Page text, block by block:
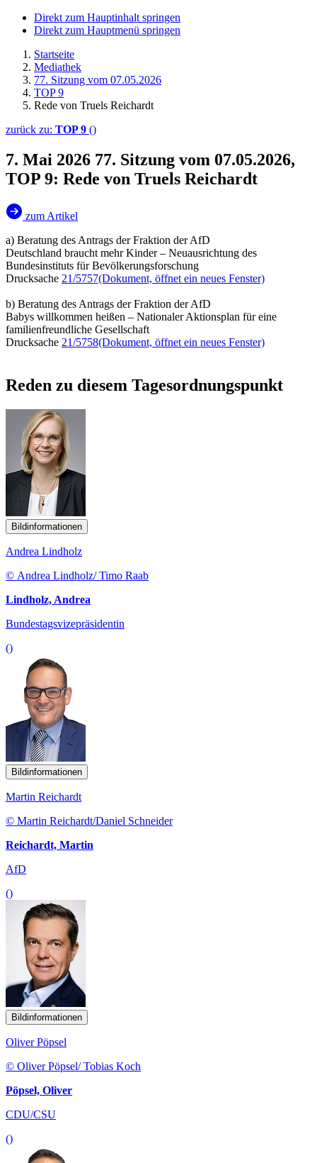
Direkt zum Hauptinhalt springen
Direkt zum Hauptmenü springen
Startseite
Mediathek
77. Sitzung vom 07.05.2026
TOP 9
Rede von Truels Reichardt
zurück zu: TOP 9 ()
7. Mai 2026 77. Sitzung vom 07.05.2026,
TOP 9: Rede von Truels Reichardt
zum Artikel
a) Beratung des Antrags der Fraktion der AfD
Deutschland braucht mehr Kinder – Neuausrichtung des
Bundesinstituts für Bevölkerungsforschung
Drucksache 21/5757(Dokument, öffnet ein neues Fenster)
b) Beratung des Antrags der Fraktion der AfD
Babys willkommen heißen – Nationaler Aktionsplan für eine
familienfreundliche Gesellschaft
Drucksache 21/5758(Dokument, öffnet ein neues Fenster)
Reden zu diesem Tagesordnungspunkt
Bildinformationen
Andrea Lindholz
© Andrea Lindholz/ Timo Raab
Lindholz, Andrea
Bundestagsvizepräsidentin
()
Bildinformationen
Martin Reichardt
© Martin Reichardt/Daniel Schneider
Reichardt, Martin
AfD
()
Bildinformationen
Oliver Pöpsel
© Oliver Pöpsel/ Tobias Koch
Pöpsel, Oliver
CDU/CSU
()